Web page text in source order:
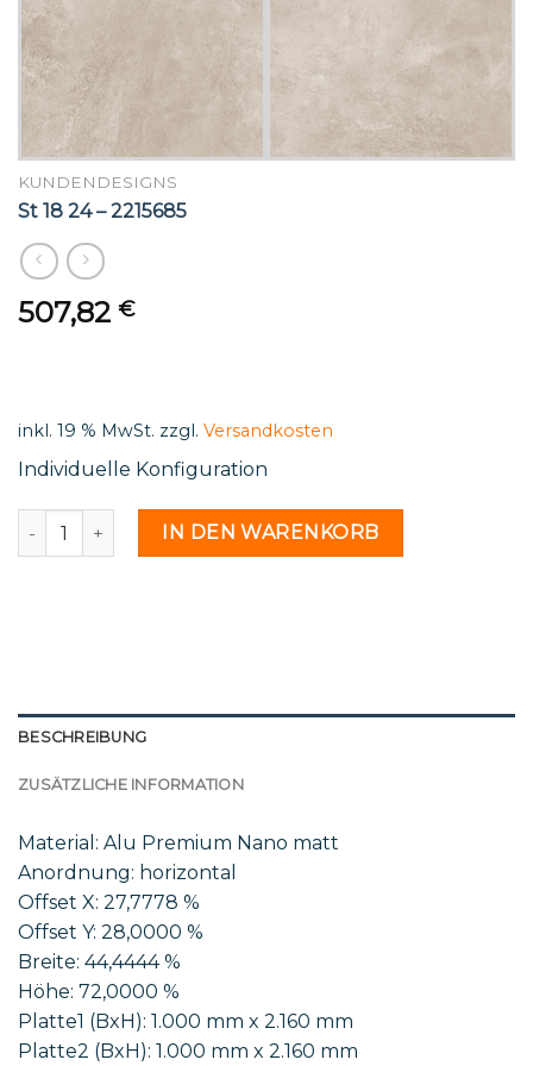
KUNDENDESIGNS
St 18 24 – 2215685
507,82 €
inkl. 19 % MwSt. zzgl. Versandkosten
Individuelle Konfiguration
St 18 24 - 2215685 MengeIN DEN WARENKORB
BESCHREIBUNG
ZUSÄTZLICHE INFORMATION
Material: Alu Premium Nano matt
Anordnung: horizontal
Offset X: 27,7778 %
Offset Y: 28,0000 %
Breite: 44,4444 %
Höhe: 72,0000 %
Platte1 (BxH): 1.000 mm x 2.160 mm
Platte2 (BxH): 1.000 mm x 2.160 mm